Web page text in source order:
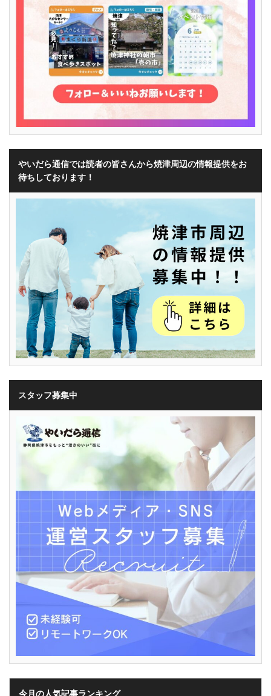
やいだら通信では読者の皆さんから焼津周辺の情報提供をお
待ちしております！
スタッフ募集中
今月の人気記事ランキング